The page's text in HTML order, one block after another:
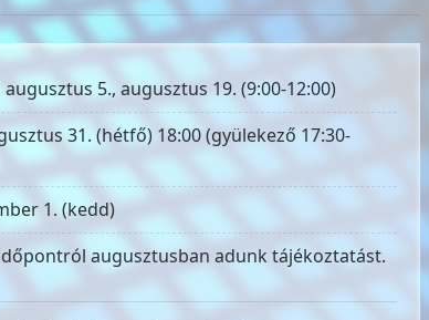
5., augusztus 19. (9:00-12:00)
31. (hétfő) 18:00 (gyülekező 17:30-
1. (kedd)
augusztusban adunk tájékoztatást.